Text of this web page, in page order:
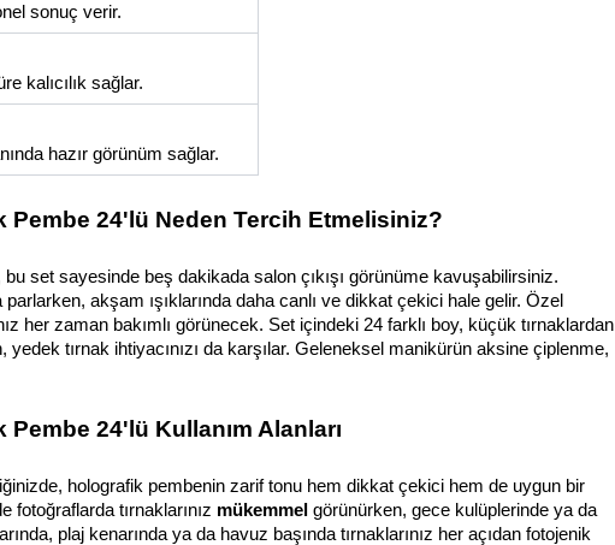
sonuç verir.
kalıcılık sağlar.
hazır görünüm sağlar.
Pembe 24'lü Neden Tercih Etmelisiniz?
set sayesinde beş dakikada salon çıkışı görünüme kavuşabilirsiniz.
akşam ışıklarında daha canlı ve dikkat çekici hale gelir. Özel
her zaman bakımlı görünecek. Set içindeki 24 farklı boy, küçük tırnaklardan
tırnak ihtiyacınızı da karşılar. Geleneksel manikürün aksine çiplenme,
24'lü Kullanım Alanları
holografik pembenin zarif tonu hem dikkat çekici hem de uygun bir
tırnaklarınız mükemmel görünürken, gece kulüplerinde ya da
plaj kenarında ya da havuz başında tırnaklarınız her açıdan fotojenik